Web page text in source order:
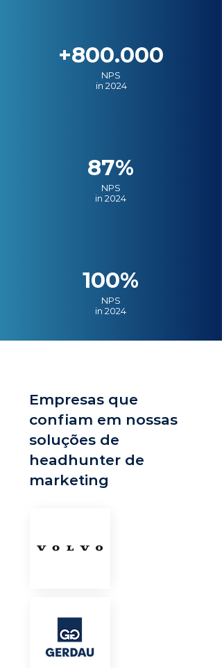
+800.000
NPS
in 2024
87%
NPS
in 2024
100%
NPS
in 2024
Empresas que
confiam em nossas
soluções de
headhunter de
marketing